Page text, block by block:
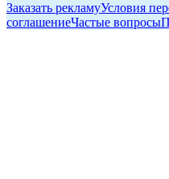
Заказать рекламуУсловия
соглашениеЧастые вопросы